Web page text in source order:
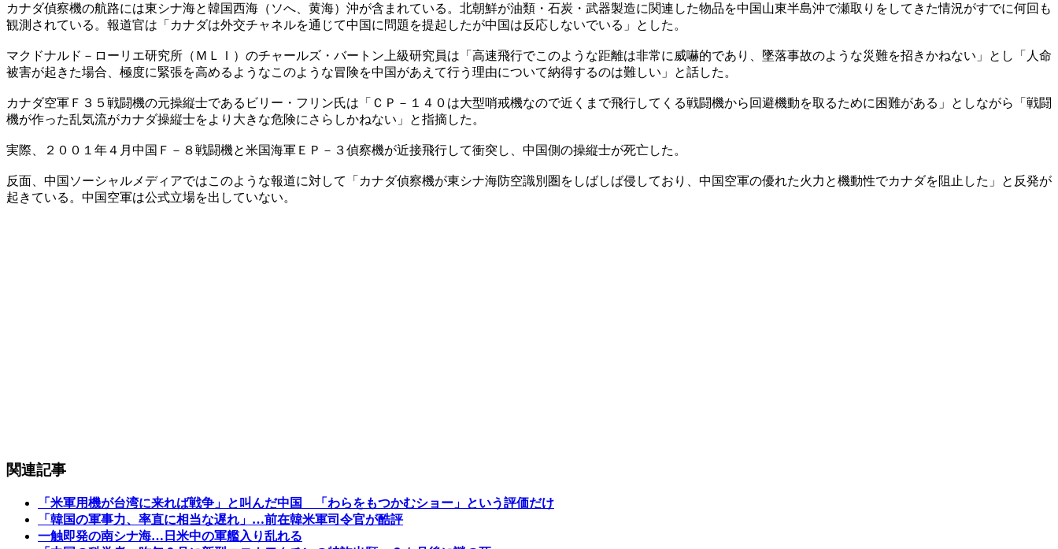
カナダ偵察機の航路には東シナ海と韓国西海（ソへ、黄海）沖が含まれている。北朝鮮が油類・石炭・武器製造に関連した物品を中国山東半島沖で瀬取りをしてきた情況がすでに何回も
観測されている。報道官は「カナダは外交チャネルを通じて中国に問題を提起したが中国は反応しないでいる」とした。
マクドナルド－ローリエ研究所（ＭＬＩ）のチャールズ・バートン上級研究員は「高速飛行でこのような距離は非常に威嚇的であり、墜落事故のような災難を招きかねない」とし「人命
被害が起きた場合、極度に緊張を高めるようなこのような冒険を中国があえて行う理由について納得するのは難しい」と話した。
カナダ空軍Ｆ３５戦闘機の元操縦士であるビリー・フリン氏は「ＣＰ－１４０は大型哨戒機なので近くまで飛行してくる戦闘機から回避機動を取るために困難がある」としながら「戦闘
機が作った乱気流がカナダ操縦士をより大きな危険にさらしかねない」と指摘した。
実際、２００１年４月中国Ｆ－８戦闘機と米国海軍ＥＰ－３偵察機が近接飛行して衝突し、中国側の操縦士が死亡した。
反面、中国ソーシャルメディアではこのような報道に対して「カナダ偵察機が東シナ海防空識別圏をしばしば侵しており、中国空軍の優れた火力と機動性でカナダを阻止した」と反発が
起きている。中国空軍は公式立場を出していない。
関連記事
「米軍用機が台湾に来れば戦争」と叫んだ中国 「わらをもつかむショー」という評価だけ
「韓国の軍事力、率直に相当な遅れ」…前在韓米軍司令官が酷評
一触即発の南シナ海…日米中の軍艦入り乱れる